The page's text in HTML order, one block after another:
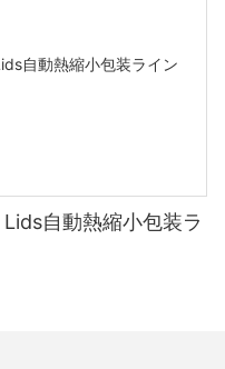
自動熱縮小包装ラ